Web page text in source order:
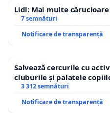
Lidl: Mai multe
7 semnături
Notificare de transparență
Salvează cercurile cu
cluburile și palatele
3 312 semnături
Notificare de transparență